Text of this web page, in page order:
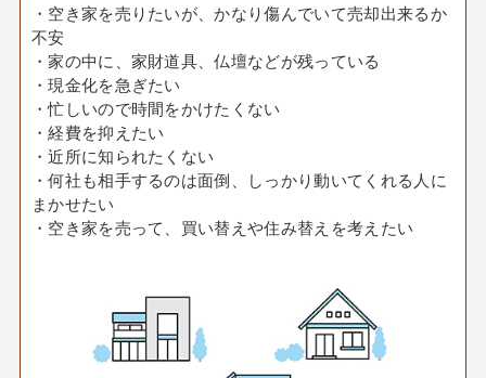
・空き家を売りたいが、かなり傷んでいて売却出来るか
不安
・家の中に、家財道具、仏壇などが残っている
・現金化を急ぎたい
・忙しいので時間をかけたくない
・経費を抑えたい
・近所に知られたくない
・何社も相手するのは面倒、しっかり動いてくれる人に
まかせたい
・空き家を売って、買い替えや住み替えを考えたい